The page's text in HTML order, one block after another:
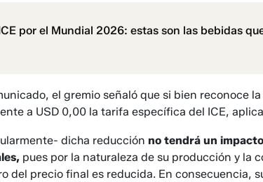
por el Mundial 2026: estas son las bebidas
el gremio señaló que si bien reconoce
a USD 0,00 la tarifa específica del ICE,
dicha reducción no tendrá un
pues por la naturaleza de su producción y la
del precio final es reducida. En consecuencia,